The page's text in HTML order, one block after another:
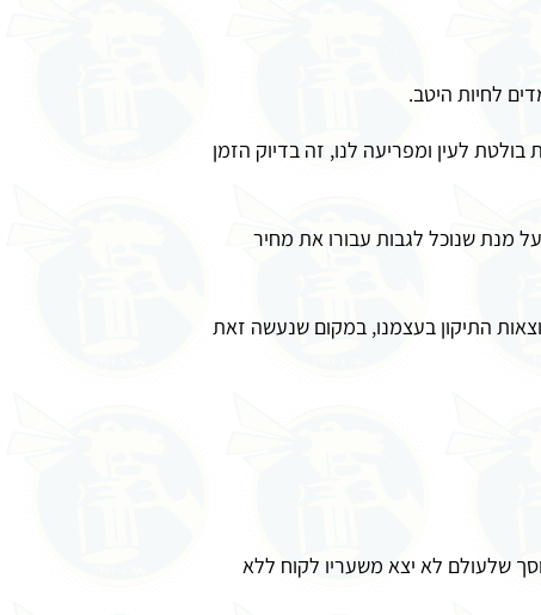
לחיות היטב.
לעין ומפריעה לנו, זה בדיוק הזמן
מנת שנוכל לגבות עבורו את מחיר
התיקון בעצמנו, במקום שנעשה זאת
שלעולם לא יצא משעריו לקוח ללא